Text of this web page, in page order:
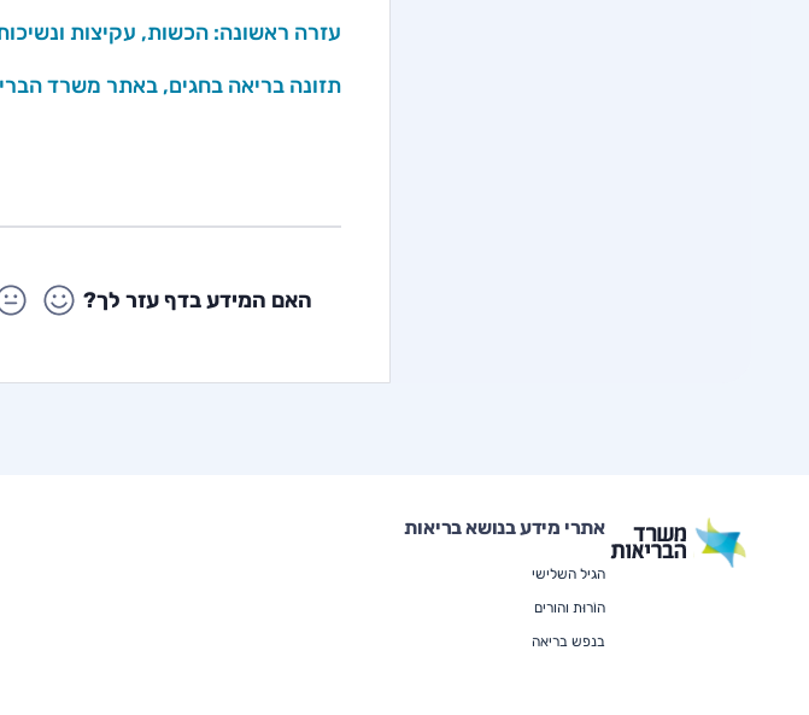
עזרה ראשונה: הכשות, עקיצות
תזונה בריאה בחגים, באתר משרד
האם המידע בדף עזר לך?
אתרי מידע בנושא בריאות
הגיל השלישי
הוֹרוּת והורים
בנפש בריאה